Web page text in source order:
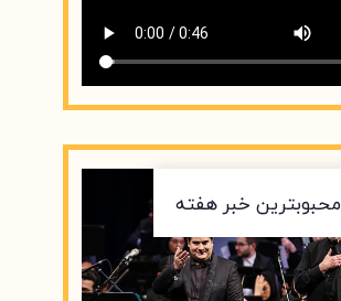
محبوبترین خبر هفته